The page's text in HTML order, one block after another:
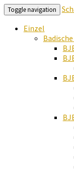
Toggle navigation
Einzel